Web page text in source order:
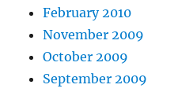
February 2010
November 2009
October 2009
September 2009